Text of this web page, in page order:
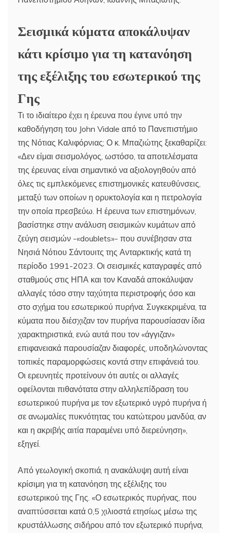
Σεισμικά κύματα αποκάλυψαν
κάτι κρίσιμο για τη κατανόηση
της εξέλιξης του εσωτερικού της
Γης
Τι το ιδιαίτερο έχει η έρευνα που έγινε υπό την
καθοδήγηση του John Vidale από το Πανεπιστήμιο
της Νότιας Καλιφόρνιας; Ο κ. Μπαζιώτης ξεκαθαρίζει:
«Δεν είμαι σεισμολόγος, ωστόσο, τα αποτελέσματα
της έρευνας είναι σημαντικό να αξιολογηθούν από
όλες τις εμπλεκόμενες επιστημονικές κατευθύνσεις,
μεταξύ των οποίων η ορυκτολογία και η πετρολογία
την οποία πρεσβεύω. Η έρευνα των επιστημόνων,
βασίστηκε στην ανάλυση σεισμικών κυμάτων από
ζεύγη σεισμών -«doublets»- που συνέβησαν στα
Νησιά Νότιου Σάντουιτς της Ανταρκτικής κατά τη
περίοδο 1991-2023. Οι σεισμικές καταγραφές από
σταθμούς στις ΗΠΑ και τον Καναδά αποκάλυψαν
αλλαγές τόσο στην ταχύτητα περιστροφής όσο και
στο σχήμα του εσωτερικού πυρήνα. Συγκεκριμένα, τα
κύματα που διέσχιζαν τον πυρήνα παρουσίασαν ίδια
χαρακτηριστικά, ενώ αυτά που τον «άγγιζαν»
επιφανειακά παρουσίαζαν διαφορές, υποδηλώνοντας
τοπικές παραμορφώσεις κοντά στην επιφάνειά του.
Οι ερευνητές προτείνουν ότι αυτές οι αλλαγές
οφείλονται πιθανότατα στην αλληλεπίδραση του
εσωτερικού πυρήνα με τον εξωτερικό υγρό πυρήνα ή
σε ανωμαλίες πυκνότητας του κατώτερου μανδύα, αν
και η ακριβής αιτία παραμένει υπό διερεύνηση»,
εξηγεί.
Από γεωλογική σκοπιά, η ανακάλυψη αυτή είναι
κρίσιμη για τη κατανόηση της εξέλιξης του
εσωτερικού της Γης. «Ο εσωτερικός πυρήνας, που
αναπτύσσεται κατά 0,5 χιλιοστά ετησίως μέσω της
κρυστάλλωσης σιδήρου από τον εξωτερικό πυρήνα,